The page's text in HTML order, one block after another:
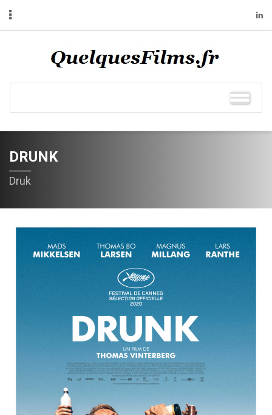
DRUNK
Druk